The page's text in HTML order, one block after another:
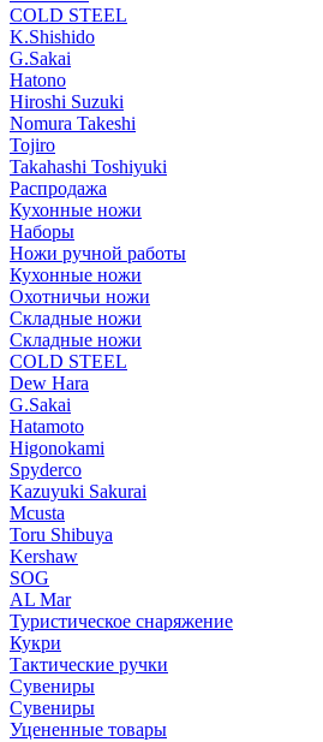
COLD STEEL
K.Shishido
G.Sakai
Hatono
Hiroshi Suzuki
Nomura Takeshi
Tojiro
Takahashi Toshiyuki
Распродажа
Кухонные ножи
Наборы
Ножи ручной работы
Кухонные ножи
Охотничьи ножи
Складные ножи
Складные ножи
COLD STEEL
Dew Hara
G.Sakai
Hatamoto
Higonokami
Spyderco
Kazuyuki Sakurai
Mcusta
Toru Shibuya
Kershaw
SOG
AL Mar
Туристическое снаряжение
Кукри
Тактические ручки
Сувениры
Сувениры
Уцененные товары